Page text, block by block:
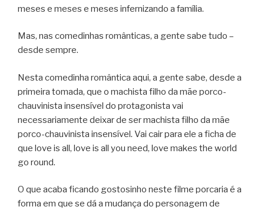
meses e meses e meses infernizando a família.
Mas, nas comedinhas românticas, a gente sabe tudo –
desde sempre.
Nesta comedinha romântica aqui, a gente sabe, desde a
primeira tomada, que o machista filho da mãe porco-
chauvinista insensível do protagonista vai
necessariamente deixar de ser machista filho da mãe
porco-chauvinista insensível. Vai cair para ele a ficha de
que love is all, love is all you need, love makes the world
go round.
O que acaba ficando gostosinho neste filme porcaria é a
forma em que se dá a mudança do personagem de